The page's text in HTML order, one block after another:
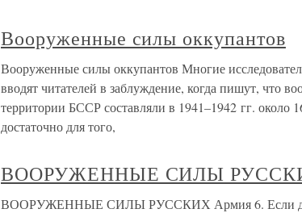
Вооруженные силы оккупантов
Вооруженные силы оккупантов Многие
вводят читателей в заблуждение, когда пишут, что
территории БССР составляли в 1941–1942 гг. около
достаточно для того,
ВООРУЖЕННЫЕ СИЛЫ
ВООРУЖЕННЫЕ СИЛЫ РУССКИХ Армия 6. Если